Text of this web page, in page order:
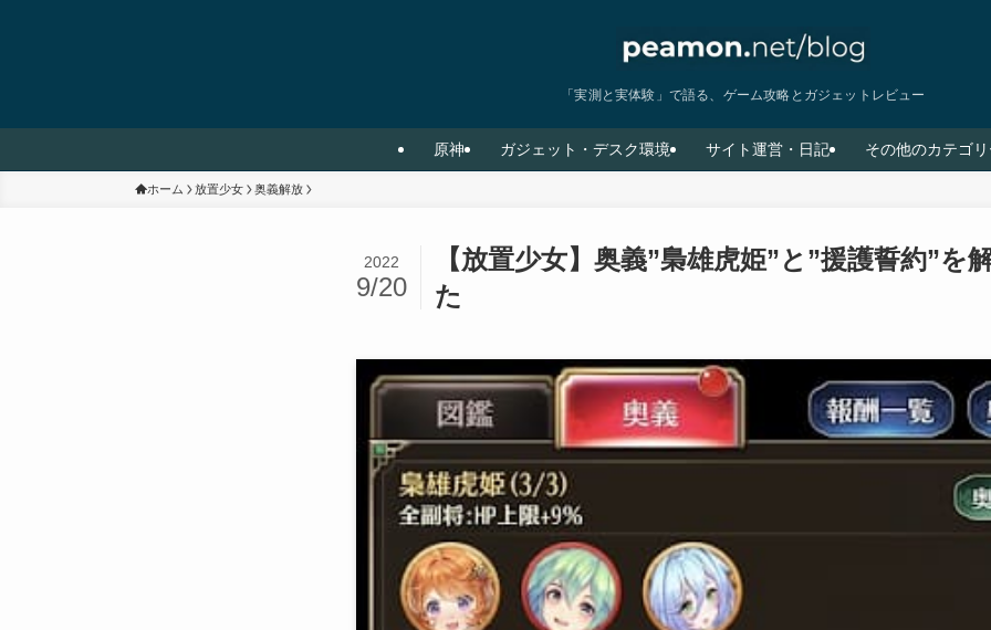
「実測と実体験」で語る、ゲーム攻略とガジェットレビュー
原神 ガジェット・デスク環境 サイト運営・日記 その他のカテゴ
ホーム 放置少女 奥義解放
【放置少女】奥義”梟雄虎姫”と”援護誓約”を
た
2022
9/20